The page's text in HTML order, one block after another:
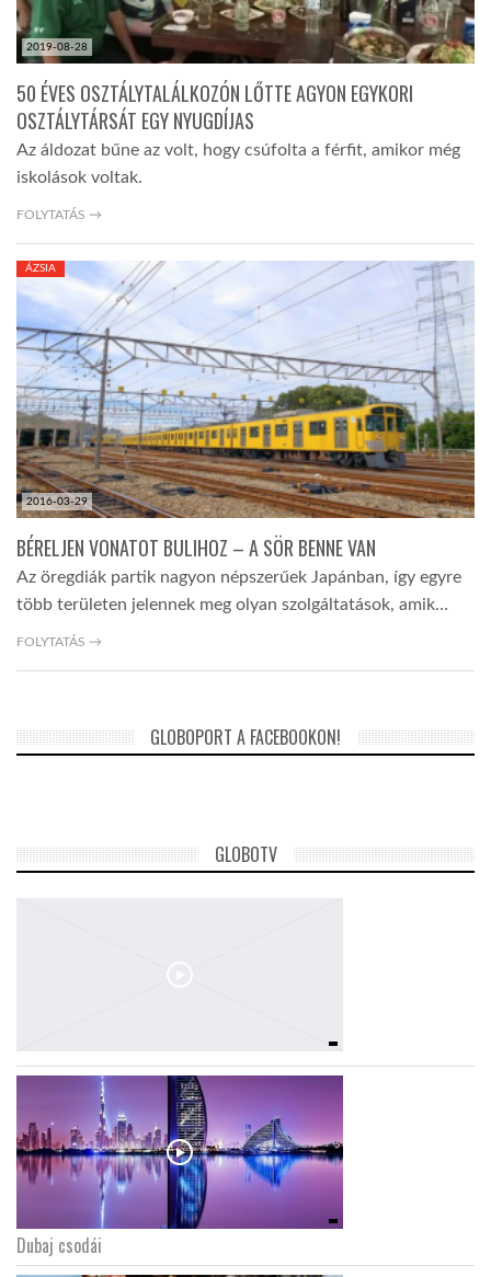
A NAP SZÉPE
LINKTR.EE
DOBRAVERO.HU
LATIMO.HU
GLOBOBOOK
2019-08-28
50 ÉVES OSZTÁLYTALÁLKOZÓN LŐTTE AGYON EGYKORI
OSZTÁLYTÁRSÁT EGY NYUGDÍJAS
Az áldozat bűne az volt, hogy csúfolta a férfit, amikor még
iskolások voltak.
FOLYTATÁS →
2016-03-29
ÁZSIA
BÉRELJEN VONATOT BULIHOZ – A SÖR BENNE VAN
Az öregdiák partik nagyon népszerűek Japánban, így egyre
több területen jelennek meg olyan szolgáltatások, amik…
FOLYTATÁS →
GLOBOPORT A FACEBOOKON!
GLOBOTV
Dubaj csodái